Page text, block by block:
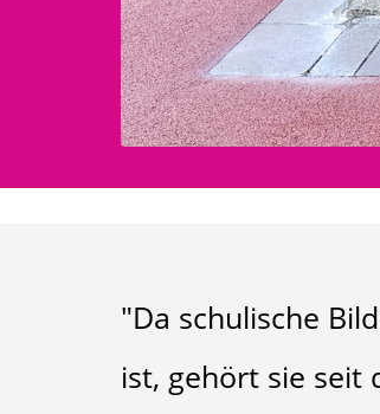
"Da schulische
ist, gehört sie seit